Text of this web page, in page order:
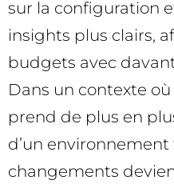
sur la configuration
insights plus clairs,
budgets avec
Dans un contexte
prend de plus en
d’un
changements